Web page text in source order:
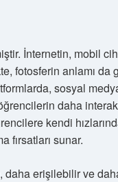
İnternetin, mobil
fotosferin anlamı da
sosyal
daha
kendi
fırsatları sunar.
erişilebilir ve